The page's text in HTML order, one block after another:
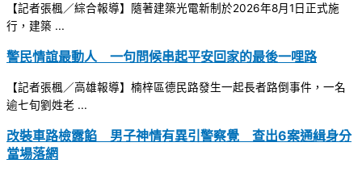
【記者張楓／綜合報導】隨著建築光電新制於2026年8月1日正式施
行，建築 ...
警民情誼最動人 一句問候串起平安回家的最後一哩路
【記者張楓／高雄報導】楠梓區德民路發生一起長者路倒事件，一名
逾七旬劉姓老 ...
改裝車路檢露餡 男子神情有異引警察覺 查出6案通緝身分
當場落網